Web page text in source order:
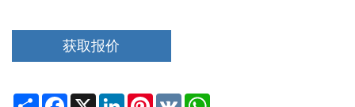
获取报价
Share Facebook
X LinkedInPinterest
VK